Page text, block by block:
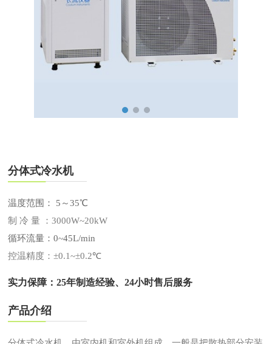
分体式冷水机
温度范围： 5～35℃
制 冷 量 ：3000W~20kW
循环流量：0~45L/min
控温精度：±0.1~±0.2℃
实力保障：25年制造经验、24小时售后服务
产品介绍